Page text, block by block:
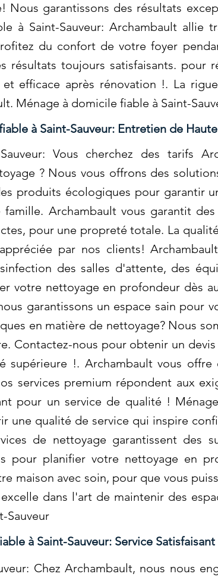
Nous garantissons des résultats
à Saint-Sauveur: Archambault allie
du confort de votre foyer
résultats toujours satisfaisants. pour
efficace après rénovation !. La
Ménage à domicile fiable à Saint-
à Saint-Sauveur: Entretien de
Vous cherchez des tarifs
? Nous vous offrons des
produits écologiques pour garantir
Archambault vous garantit
pour une propreté totale. La
par nos clients!
des salles d'attente, des
votre nettoyage en profondeur dès
garantissons un espace sain pour
en matière de nettoyage? Nous
Contactez-nous pour obtenir un
supérieure !. Archambault vous offre
services premium répondent aux
pour un service de qualité !
une qualité de service qui inspire
de nettoyage garantissent des
pour planifier votre nettoyage en
maison avec soin, pour que vous
dans l'art de maintenir des
Sauveur
à Saint-Sauveur: Service
Chez Archambault, nous nous